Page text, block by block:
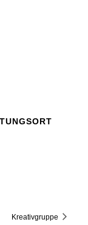
Kreativgruppe